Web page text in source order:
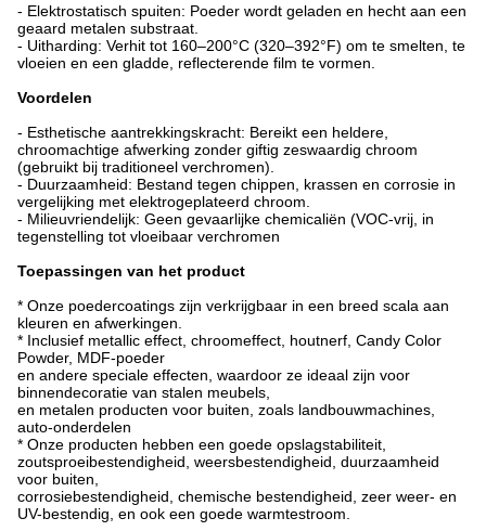
- Elektrostatisch spuiten: Poeder wordt geladen en hecht aan een
geaard metalen substraat.
- Uitharding: Verhit tot 160–200°C (320–392°F) om te smelten, te
vloeien en een gladde, reflecterende film te vormen.
Voordelen
- Esthetische aantrekkingskracht: Bereikt een heldere,
chroomachtige afwerking zonder giftig zeswaardig chroom
(gebruikt bij traditioneel verchromen).
- Duurzaamheid: Bestand tegen chippen, krassen en corrosie in
vergelijking met elektrogeplateerd chroom.
- Milieuvriendelijk: Geen gevaarlijke chemicaliën (VOC-vrij, in
tegenstelling tot vloeibaar verchromen
Toepassingen van het product
* Onze poedercoatings zijn verkrijgbaar in een breed scala aan
kleuren en afwerkingen.
* Inclusief metallic effect, chroomeffect, houtnerf, Candy Color
Powder, MDF-poeder
en andere speciale effecten, waardoor ze ideaal zijn voor
binnendecoratie van stalen meubels,
en metalen producten voor buiten, zoals landbouwmachines,
auto-onderdelen
* Onze producten hebben een goede opslagstabiliteit,
zoutsproeibestendigheid, weersbestendigheid, duurzaamheid
voor buiten,
corrosiebestendigheid, chemische bestendigheid, zeer weer- en
UV-bestendig, en ook een goede warmtestroom.